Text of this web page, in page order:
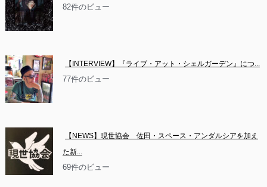
82件のビュー
【INTERVIEW】『ライブ・アット・シェルガーデン』につ...
77件のビュー
【NEWS】現世協会　佐田・スペース・アンダルシアを加え
た新...
69件のビュー